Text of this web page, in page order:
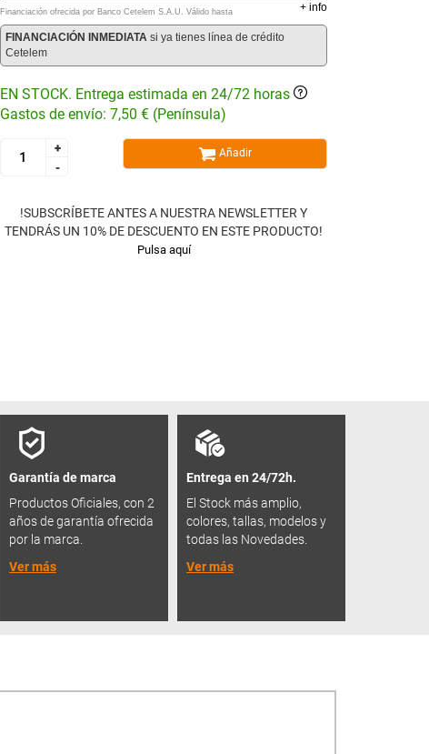
Financiación ofrecida por Banco Cetelem S.A.U. Válido hasta + info
FINANCIACIÓN INMEDIATA si ya tienes línea de crédito
Cetelem
EN STOCK. Entrega estimada en 24/72 horas
Gastos de envío: 7,50 € (Península)
+
-
+
-
Añadir
!SUBSCRÍBETE ANTES A NUESTRA NEWSLETTER Y
TENDRÁS UN 10% DE DESCUENTO EN ESTE PRODUCTO!
Pulsa aquí
Garantía de marca
Productos Oficiales, con 2
años de garantía ofrecida
por la marca.
Ver más
Entrega en 24/72h.
El Stock más amplio,
colores, tallas, modelos y
todas las Novedades.
Ver más